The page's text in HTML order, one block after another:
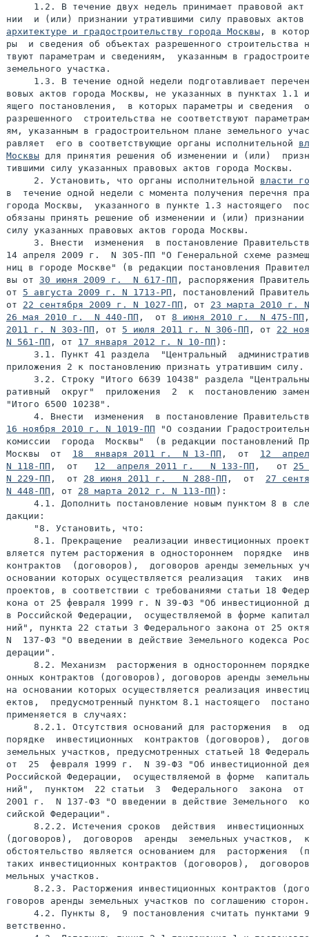
1.2. В течение двух недель принимает правовой акт
нии  и (или) признании утратившими силу правовых актов
архитектуре и градостроительству города Москвы , в
ры  и сведения об объектах разрешенного строительства
твуют параметрам и сведениям,  указанным в
земельного участка.
1.3. В течение одной недели подготавливает
вовых актов города Москвы, не указанных в пунктах 1.1
ящего постановления,  в которых параметры и сведения
разрешенного  строительства не соответствуют
ям, указанным в градостроительном плане земельного
равляет  его в соответствующие органы исполнительной
Москвы для принятия решения об изменении и (или)
тившими силу указанных правовых актов города Москвы.
     2. Установить, что органы исполнительной
власти
в  течение одной недели с момента получения перечня
города Москвы,  указанного в пункте 1.3 настоящего
обязаны принять решение об изменении и (или) признании
силу указанных правовых актов города Москвы.
3. Внести  изменения  в постановление
14 апреля 2009 г.  N 305-ПП "О Генеральной схеме
ниц в городе Москве" (в редакции постановления
вы от 30 июня 2009 г.  N 617-ПП , распоряжения
от 5 августа 2009 г. N 1713-РП , постановлений
от 22 сентября 2009 г. N 1027-ПП , от 23 марта 2010 г.
26 мая 2010 г.  N 440-ПП ,  от 8 июня 2010 г.  N 475-ПП
2011 г. N 303-ПП , от 5 июля 2011 г. N 306-ПП , от 22
N 561-ПП , от 17 января 2012 г. N 10-ПП ):
3.1. Пункт 41 раздела  "Центральный
приложения 2 к постановлению признать утратившим силу.
3.2. Строку "Итого 6639 10438" раздела
ративный  округ"  приложения  2  к  постановлению
"Итого 6500 10238".
16 ноября 2010 г. N 1019-ПП "О создании
комиссии  города  Москвы"  (в редакции постановлений
Москвы  от 18  января 2011 г.  N 13-ПП ,  от 12
N 118-ПП ,  от 12  апреля 2011 г.   N 133-ПП ,   от 25
N 229-ПП ,  от 28 июня 2011 г.   N 288-ПП ,  от 27
N 448-ПП , от 28 марта 2012 г. N 113-ПП ):
4.1. Дополнить постановление новым пунктом 8 в
дакции:
     "8. Установить, что:
8.1. Прекращение  реализации инвестиционных
вляется путем расторжения в одностороннем  порядке
контрактов  (договоров),  договоров аренды земельных
основании которых осуществляется реализация  таких
проектов, в соответствии с требованиями статьи 18
кона от 25 февраля 1999 г. N 39-ФЗ "Об инвестиционной
в Российской Федерации,  осуществляемой в форме
ний", пункта 22 статьи 3 Федерального закона от 25
N  137-ФЗ "О введении в действие Земельного кодекса
дерации".
8.2. Механизм  расторжения в одностороннем
онных контрактов (договоров), договоров аренды
на основании которых осуществляется реализация
ектов,  предусмотренный пунктом 8.1 настоящего
применяется в случаях:
8.2.1. Отсутствия оснований для расторжения  в
порядке  инвестиционных  контрактов (договоров),
земельных участков, предусмотренных статьей 18
от  25  февраля 1999 г.  N 39-ФЗ "Об инвестиционной
Российской Федерации,  осуществляемой в форме
ний",  пунктом  22 статьи  3  Федерального  закона  от
2001 г.  N 137-ФЗ "О введении в действие Земельного
сийской Федерации".
8.2.2. Истечения сроков  действия  инвестиционных
(договоров),  договоров  аренды  земельных участков,
обстоятельство является основанием для  расторжения
таких инвестиционных контрактов (договоров),
мельных участков.
8.2.3. Расторжения инвестиционных контрактов
говоров аренды земельных участков по соглашению
4.2. Пункты 8,  9 постановления считать пунктами
ветственно.